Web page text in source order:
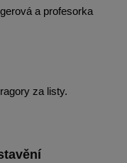
a profesorka
za listy.